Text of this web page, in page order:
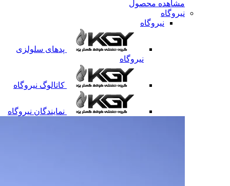
مشاهده محصول
نیروگاه
نیروگاه
پدهای سلولزی
نیروگاه
کاتالوگ نیروگاه
نمایندگان نیروگاه